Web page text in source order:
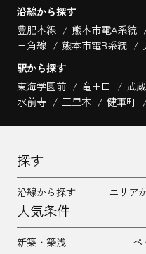
沿線から探す
豊肥本線
熊本市電A系統
三角線
熊本市電B系統
駅から探す
東海学園前
竜田口 武
水前寺
三里木 健軍町
探す
沿線から探す エリア
人気条件
新築・築浅 ペ